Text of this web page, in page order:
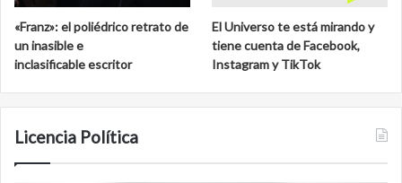
«Franz»: el poliédrico retrato de
un inasible e
inclasificable escritor
El Universo te está mirando y
tiene cuenta de Facebook,
Instagram y TikTok
Licencia Política